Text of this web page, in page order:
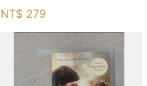
題，而是認知需要升級！_Mr. P
NT$ 279